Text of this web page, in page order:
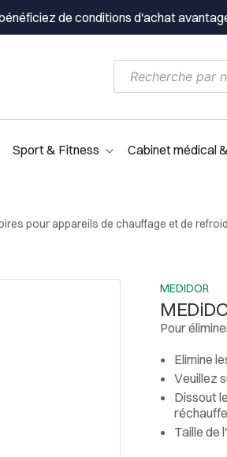
de conditions d'achat
Sport & Fitness Cabinet médical
pour appareils de chauffage et de
MEDIDOR
Pour
Elimine
Veuillez
Dissout
Taille de